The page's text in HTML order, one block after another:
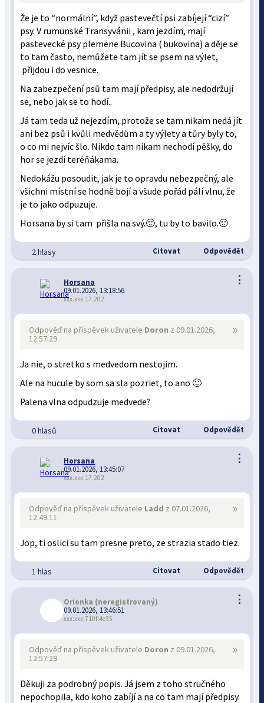
Že je to “normální”, když pastevečtí psi zabíjejí “cizí”
psy. V rumunské Transyvánii , kam jezdím, mají
pastevecké psy plemene Bucovina ( bukovina) a děje se
to tam často, nemůžete tam jít se psem na výlet,
přijdou i do vesnice.
Na zabezpečení psů tam mají předpisy, ale nedodržují
se, nebo jak se to hodí..
Já tam teda už nejezdím, protože se tam nikam nedá jít
ani bez psů i kvůli medvědům a ty výlety a tůry byly to,
o co mi nejvíc šlo. Nikdo tam nikam nechodí pěšky, do
hor se jezdí teréňákama.
Nedokážu posoudit, jak je to opravdu nebezpečný, ale
všichni místní se hodně bojí a všude pořád pálí vlnu, že
je to jako odpuzuje.
Horsana by si tam přišla na svý.🙂, tu by to bavilo.🙂
2 hlasy Citovat Odpovědět
⋮
Horsana
09.01.2026, 13:18:56
xxx.xxx.17.202
»
Odpověď na příspěvek uživatele Doron z 09.01.2026,
12:57:29
Ja nie, o stretko s medvedom nestojim.
Ale na hucule by som sa sla pozriet, to ano 🙂
Palena vlna odpudzuje medvede?
0 hlasů Citovat Odpovědět
⋮
Horsana
09.01.2026, 13:45:07
xxx.xxx.17.202
»
Odpověď na příspěvek uživatele Ladd z 07.01.2026,
12:49:11
Jop, ti oslici su tam presne preto, ze strazia stado tiez.
1 hlas Citovat Odpovědět
⋮
Orionka (neregistrovaný)
09.01.2026, 13:46:51
xxx:xxx.710f:4e35
»
Odpověď na příspěvek uživatele Doron z 09.01.2026,
12:57:29
Děkuji za podrobný popis. Já jsem z toho stručného
nepochopila, kdo koho zabíjí a na co tam mají předpisy.